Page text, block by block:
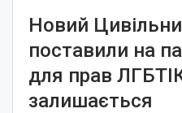
Новий
поставили на
для прав
залишається